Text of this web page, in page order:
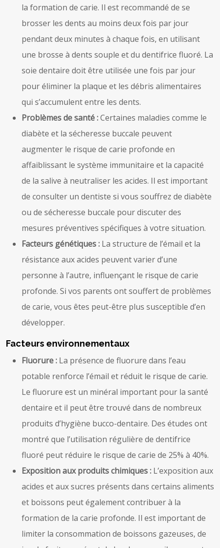
la formation de carie. Il est recommandé de se
brosser les dents au moins deux fois par jour
pendant deux minutes à chaque fois, en utilisant
une brosse à dents souple et du dentifrice fluoré. La
soie dentaire doit être utilisée une fois par jour
pour éliminer la plaque et les débris alimentaires
qui s’accumulent entre les dents.
Problèmes de santé :Certaines maladies comme le
diabète et la sécheresse buccale peuvent
augmenter le risque de carie profonde en
affaiblissant le système immunitaire et la capacité
de la salive à neutraliser les acides. Il est important
de consulter un dentiste si vous souffrez de diabète
ou de sécheresse buccale pour discuter des
mesures préventives spécifiques à votre situation.
Facteurs génétiques : La structure de l’émail et la
résistance aux acides peuvent varier d’une
personne à l’autre, influençant le risque de carie
profonde. Si vos parents ont souffert de problèmes
de carie, vous êtes peut-être plus susceptible d’en
développer.
Facteurs environnementaux
Fluorure : La présence de fluorure dans l’eau
potable renforce l’émail et réduit le risque de carie.
Le fluorure est un minéral important pour la santé
dentaire et il peut être trouvé dans de nombreux
produits d’hygiène bucco-dentaire. Des études ont
montré que l’utilisation régulière de dentifrice
fluoré peut réduire le risque de carie de 25% à 40%.
Exposition aux produits chimiques : L’exposition aux
acides et aux sucres présents dans certains aliments
et boissons peut également contribuer à la
formation de la carie profonde. Il est important de
limiter la consommation de boissons gazeuses, de